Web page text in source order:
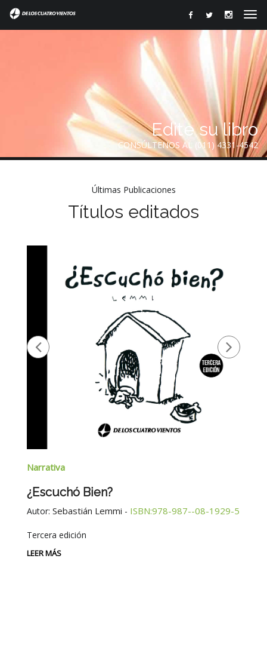
Edite su libro
CONSÚLTENOS AL (011) 4331-4542
Últimas Publicaciones
Títulos editados
Narrativa
¿Escuchó Bien?
Autor: Sebastián Lemmi - ISBN:978-987--08-1929-5
Tercera edición
LEER MÁS